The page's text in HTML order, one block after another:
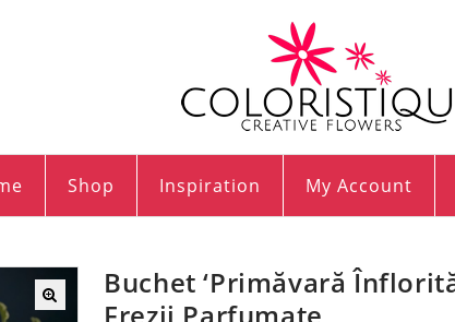
Shop Inspiration My Account
Buchet ‘Primăvară